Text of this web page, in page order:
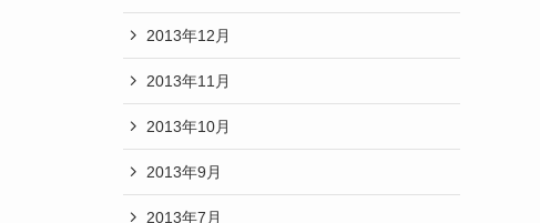
2013年12月
2013年11月
2013年10月
2013年9月
2013年7月